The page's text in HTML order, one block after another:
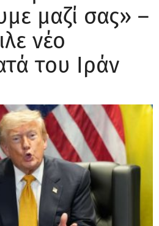
μαζί σας» –
νέο
του Ιράν